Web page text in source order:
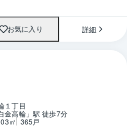
お気に入り 詳細
１丁目
金高輪」駅 徒歩7分
㎡ 365戸